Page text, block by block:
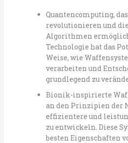
Quantencomputing,
revolutionieren und
Algorithmen
Technologie hat das
Weise, wie
verarbeiten und
grundlegend zu
Bionik-inspirierte
an den Prinzipien der
effizientere und
zu entwickeln. Diese
besten Eigenschaften